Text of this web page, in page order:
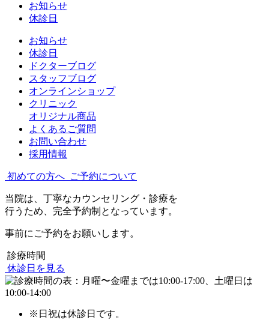
お知らせ
休診日
お知らせ
休診日
ドクターブログ
スタッフブログ
オンラインショップ
クリニック
オリジナル商品
よくあるご質問
お問い合わせ
採用情報
初めての方へ ご予約について
当院は、丁寧なカウンセリング・診療を
行うため、完全予約制となっています。
事前にご予約をお願いします。
診療時間
休診日を見る
※日祝は休診日です。